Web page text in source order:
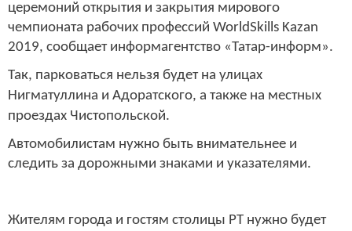
церемоний открытия и закрытия мирового
чемпионата рабочих профессий WorldSkills Kazan
2019, сообщает информагентство «Татар-информ».
Так, парковаться нельзя будет на улицах
Нигматуллина и Адоратского, а также на местных
проездах Чистопольской.
Автомобилистам нужно быть внимательнее и
следить за дорожными знаками и указателями.
Жителям города и гостям столицы РТ нужно будет